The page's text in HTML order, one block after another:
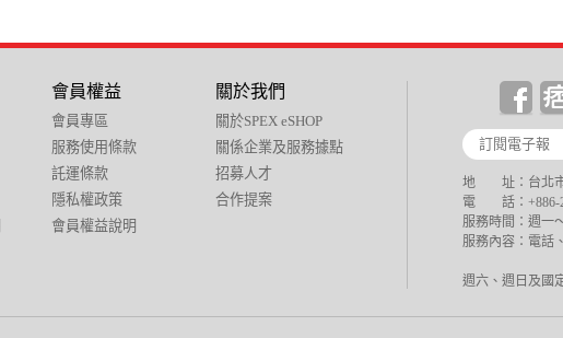
會員權益
會員專區
服務使用條款
託運條款
隱私權政策
會員權益說明
關於我們
關於SPEX eSHOP
關係企業及服務據點
招募人才
合作提案
地 址：台北市
電 話：+886-
服務時間：週一
服務內容：電話
週六、週日及國